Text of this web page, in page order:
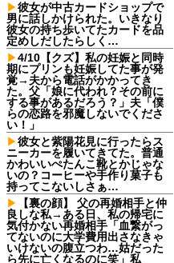
彼女が中古カードショップで
男に話しかけられた。いきなり
彼女の持ち歩いてたカードを品
定めしだしたらしく…
4/10【クズ】私の妊娠と同時
期にプリンも妊娠してた事が発
覚→夫から電話がかかってき
た。父「娘に代われ？その前に
する事があるだろう？」夫「僕
らの恋路を邪魔しないでくださ
い！」
彼女と紫陽花見に行ったらス
ニーカーを履いてきてた。普通
かわいいぺたんこ靴とかじゃな
いの？コーヒーや手作り菓子も
持ってこないしさぁ…
【裏の顔】 父の再婚相手と仲
良しな私→ある日、私の帰宅に
気付かない再婚相手「血繋がっ
てないのに大学費用出さなきゃ
いけないの腹立つわ…姑だった
ら先に亡くなるのに笑」私